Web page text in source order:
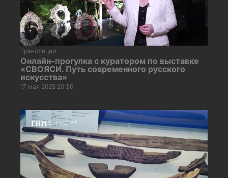
Трансляции
Онлайн-прогулка с куратором по выставке
«СВОЯСИ. Путь современного русского
искусства»
17 мая 2025 20:30